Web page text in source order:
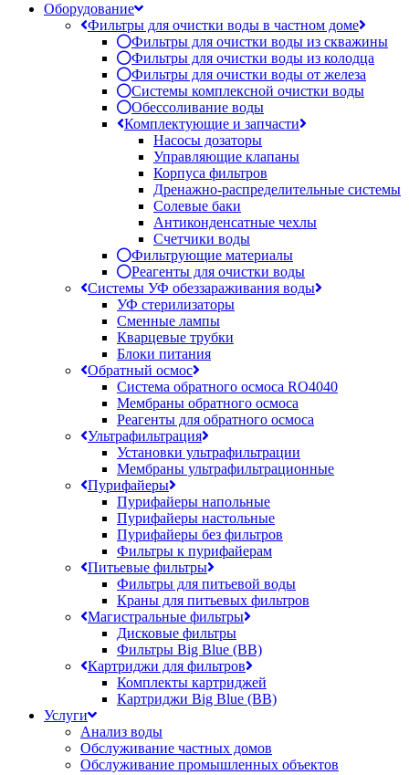
Оборудование
Фильтры для очистки воды в частном доме
Фильтры для очистки воды из скважины
Фильтры для очистки воды из колодца
Фильтры для очистки воды от железа
Системы комплексной очистки воды
Обессоливание воды
Комплектующие и запчасти
Насосы дозаторы
Управляющие клапаны
Корпуса фильтров
Дренажно-распределительные системы
Солевые баки
Антиконденсатные чехлы
Счетчики воды
Фильтрующие материалы
Реагенты для очистки воды
Системы УФ обеззараживания воды
УФ стерилизаторы
Сменные лампы
Кварцевые трубки
Блоки питания
Обратный осмос
Система обратного осмоса RO4040
Мембраны обратного осмоса
Реагенты для обратного осмоса
Ультрафильтрация
Установки ультрафильтрации
Мембраны ультрафильтрационные
Пурифайеры
Пурифайеры напольные
Пурифайеры настольные
Пурифайеры без фильтров
Фильтры к пурифайерам
Питьевые фильтры
Фильтры для питьевой воды
Краны для питьевых фильтров
Магистральные фильтры
Дисковые фильтры
Фильтры Big Blue (BB)
Картриджи для фильтров
Комплекты картриджей
Картриджи Big Blue (BB)
Услуги
Анализ воды
Обслуживание частных домов
Обслуживание промышленных объектов